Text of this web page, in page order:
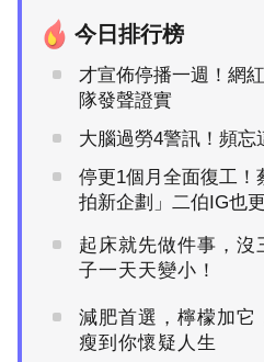
今日排行榜
才宣佈停播一週！網
隊發聲證實
大腦過勞4警訊！頻忘
停更1個月全面復工！
拍新企劃」二伯IG也
起床就先做件事，
子一天天變小！
減肥首選，檸檬加它
瘦到你懷疑人生